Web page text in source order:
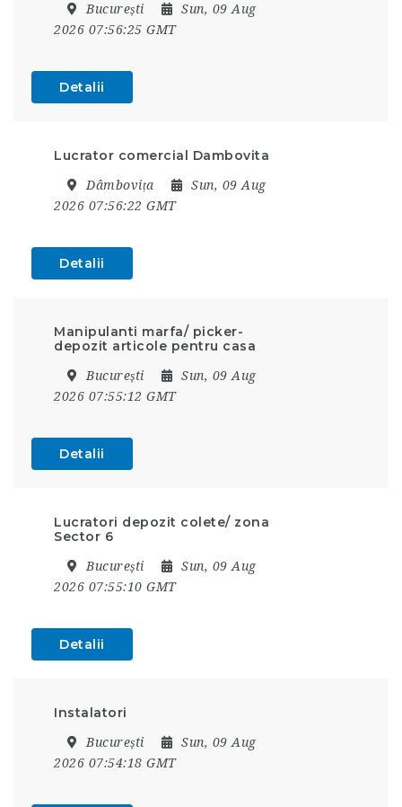
București
Sun, 09 Aug
2026 07:56:25 GMT
Detalii
Lucrator comercial Dambovita
Dâmbovița
Sun, 09 Aug
2026 07:56:22 GMT
Detalii
Manipulanti marfa/ picker-
depozit articole pentru casa
București
Sun, 09 Aug
2026 07:55:12 GMT
Detalii
Lucratori depozit colete/ zona
Sector 6
București
Sun, 09 Aug
2026 07:55:10 GMT
Detalii
Instalatori
București
Sun, 09 Aug
2026 07:54:18 GMT